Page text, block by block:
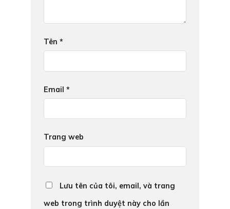
Tên *
Email *
Trang web
Lưu tên của tôi, email, và trang
web trong trình duyệt này cho lần